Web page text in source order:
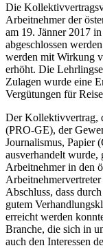
Die
Arbeitnehmer der
am 19. Jänner 2017
abgeschlossen
werden mit Wirkung
erhöht. Die
Zulagen wurde eine
Vergütungen für
Der Kollektivvertrag,
(PRO-GE), der
Journalismus, Papier
ausverhandelt
Arbeitnehmer in den
Abschluss, dass
gutem
erreicht werden
Branche, die sich in
auch den Interessen